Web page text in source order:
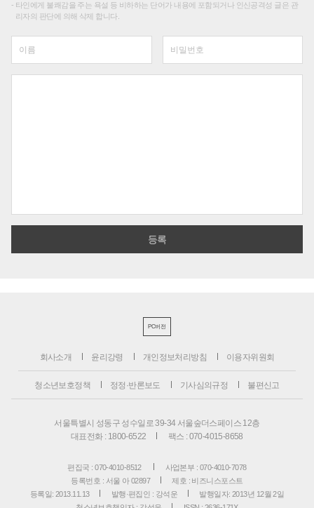
타인에게 불쾌감을 주는 욕설 등 비하하는 단어가 내용에 포함되거나 인신공격성 글은 관
리자의 판단에 의해 삭제 합니다.
PC버전
회사소개 윤리강령 개인정보처리방침 이용자위원회
청소년보호정책 정정·반론보도 기사심의규정 불편신고
서울특별시 성동구 성수일로 39-34 서울숲더스페이스 12층
대표전화 : 1800-6522
팩스 : 070-4015-8658
편집국 : 070-4010-8512
사업본부 : 070-4010-7078
등록번호 : 서울 아 02897
제호 : 비즈니스포스트
등록일: 2013.11.13
발행·편집인 : 강석운
발행일자: 2013년 12월 2일